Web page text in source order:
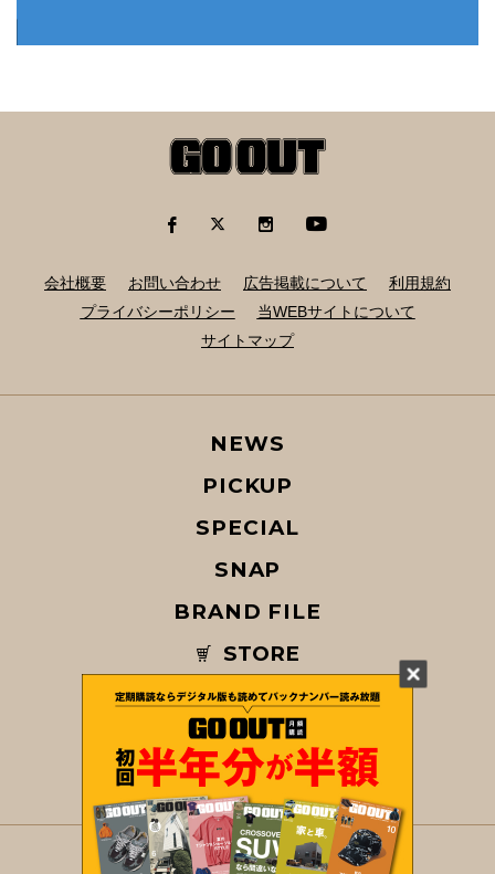
会社概要 お問い合わせ 広告掲載について
利用規約
プライバシーポリシー
当WEBサイトについて
サイトマップ
© COPYRIGHT 2026 GO OUT / SAN-EI CORPORATION Co.,Ltd.
NEWS
PICKUP
SPECIAL
SNAP
BRAND FILE
STORE
MAGAZINE